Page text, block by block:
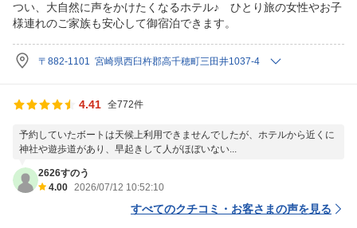
つい、大自然に声をかけたくなるホテル♪ ひとり旅の女性やお子
様連れのご家族も安心して御宿泊できます。
〒882-1101 宮崎県西臼杵郡高千穂町三田井1037-4
4.41 全772件
予約していたボートは天候上利用できませんでしたが、ホテルから近くに
神社や遊歩道があり、早起きして人がほぼいない...
2626すのう
4.00 2026/07/12 10:52:10
すべてのクチコミ・お客さまの声を見る